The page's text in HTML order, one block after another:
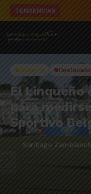
TENDENCIAS
Deporte
El Linqueño
para
Sportivo
Santiago